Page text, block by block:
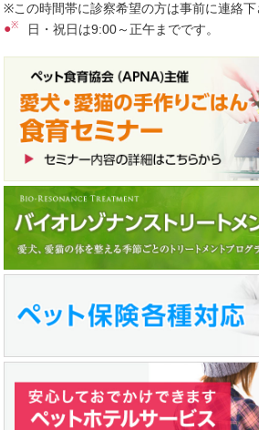
※この時間帯に診察希望の方は事前に連絡下
●※ 日・祝日は9:00～正午までです。